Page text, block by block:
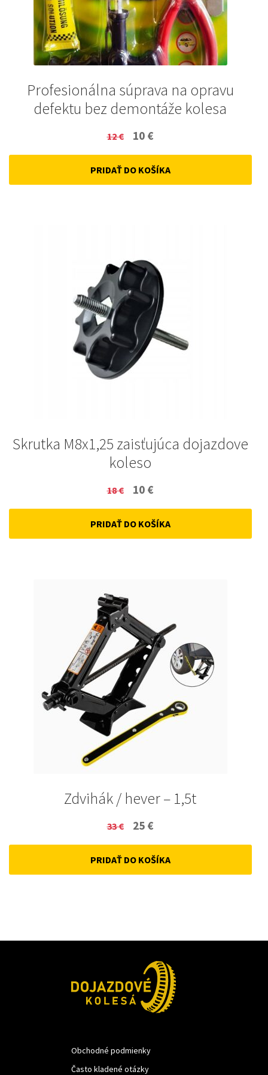
Profesionálna súprava na opravu
defektu bez demontáže kolesa
12€
Original
price
was:
10 €
price
is:
PRIDAŤ DO KOŠÍKA
Skrutka M8x1,25 zaisťujúca dojazdove
koleso
18€
Original
price
was:
10 €
price
is:
PRIDAŤ DO KOŠÍKA
Zdvihák / hever – 1,5t
33€
Original
price
was:
25 €
price
is:
PRIDAŤ DO KOŠÍKA
Obchodné podmienky
Často kladené otázky